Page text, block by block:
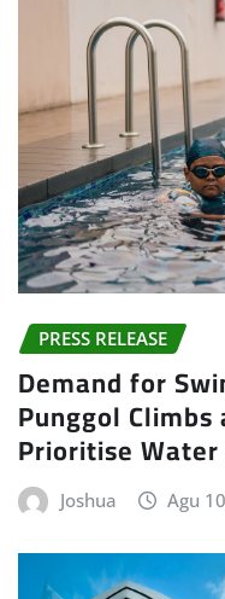
PRESS RELEASE
Demand for
Punggol
Prioritise
Joshua Agu